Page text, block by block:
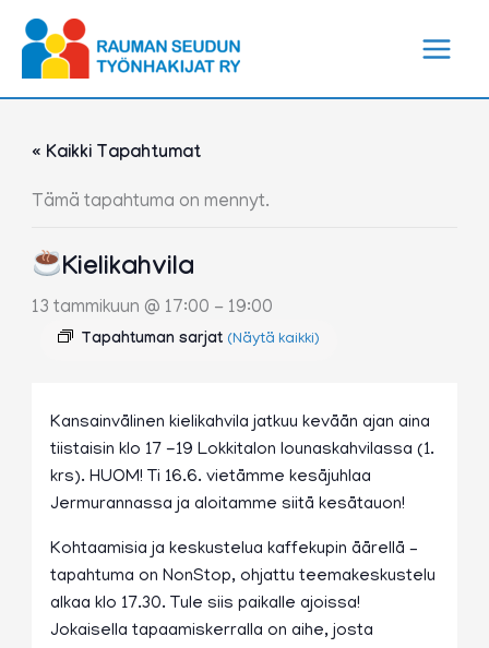
sisältöön
« Kaikki Tapahtumat
Tämä tapahtuma on mennyt.
Kielikahvila
13 tammikuun @ 17:00 - 19:00
Tapahtuman sarjat (Näytä kaikki)
Kansainvälinen kielikahvila jatkuu kevään ajan aina
tiistaisin klo 17 -19 Lokkitalon lounaskahvilassa (1.
krs). HUOM! Ti 16.6. vietämme kesäjuhlaa
Jermurannassa ja aloitamme siitä kesätauon!
Kohtaamisia ja keskustelua kaffekupin äärellä –
tapahtuma on NonStop, ohjattu teemakeskustelu
alkaa klo 17.30. Tule siis paikalle ajoissa!
Jokaisella tapaamiskerralla on aihe, josta